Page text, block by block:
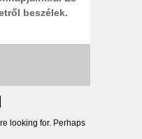
beszélek.
looking for. Perhaps